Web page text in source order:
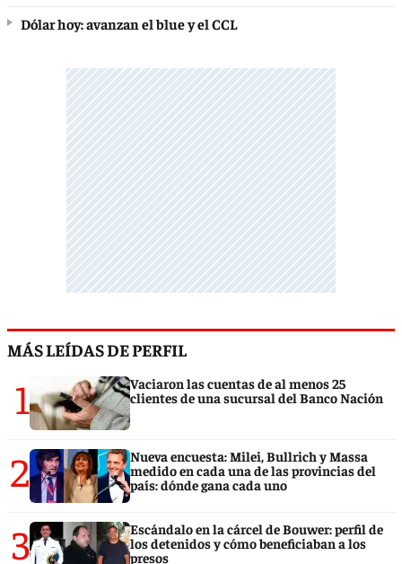
Dólar hoy: avanzan el blue y el CCL
MÁS LEÍDAS DE PERFIL
1
Vaciaron las cuentas de al menos 25
clientes de una sucursal del Banco Nación
2
Nueva encuesta: Milei, Bullrich y Massa
medido en cada una de las provincias del
país: dónde gana cada uno
3
Escándalo en la cárcel de Bouwer: perfil de
los detenidos y cómo beneficiaban a los
presos